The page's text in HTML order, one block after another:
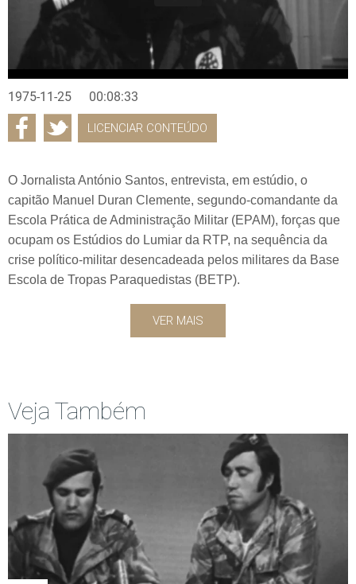
1975-11-25 00:08:33
LICENCIAR CONTEÚDO
O Jornalista António Santos, entrevista, em estúdio, o
capitão Manuel Duran Clemente, segundo-comandante da
Escola Prática de Administração Militar (EPAM), forças que
ocupam os Estúdios do Lumiar da RTP, na sequência da
crise político-militar desencadeada pelos militares da Base
Escola de Tropas Paraquedistas (BETP).
VER MAIS
Veja Também